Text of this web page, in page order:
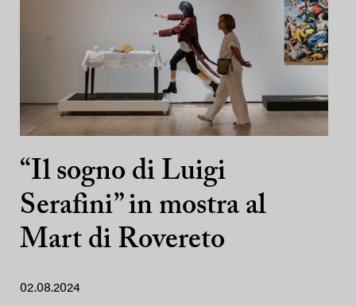
“Il sogno di Luigi
Serafini” in mostra al
Mart di Rovereto
02.08.2024